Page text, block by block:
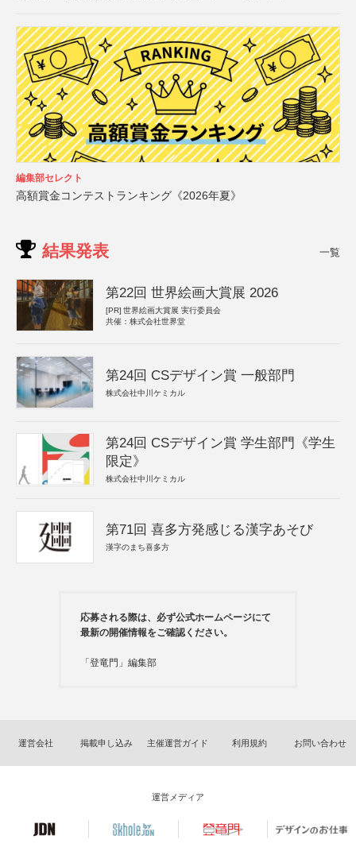
編集部セレクト
高額賞金コンテストランキング《2026年夏》
結果発表 一覧
第22回 世界絵画大賞展 2026
[PR] 世界絵画大賞展 実行委員会
共催：株式会社世界堂
第24回 CSデザイン賞 一般部門
株式会社中川ケミカル
第24回 CSデザイン賞 学生部門《学生
限定》
株式会社中川ケミカル
第71回 喜多方発感じる漢字あそび
漢字のまち喜多方
応募される際は、必ず公式ホームページにて
最新の開催情報をご確認ください。
「登竜門」編集部
運営会社 掲載申し込み 主催運営ガイド 利用規約 お問い合わせ
運営メディア